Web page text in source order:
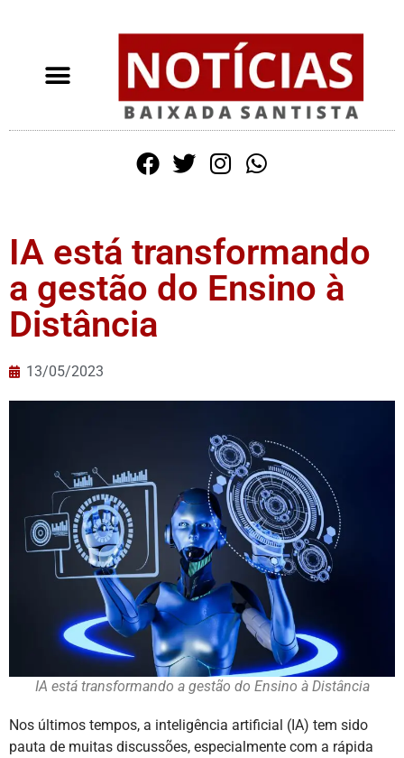
IA está transformando
a gestão do Ensino à
Distância
13/05/2023
IA está transformando a gestão do Ensino à Distância
Nos últimos tempos, a inteligência artificial (IA) tem sido
pauta de muitas discussões, especialmente com a rápida